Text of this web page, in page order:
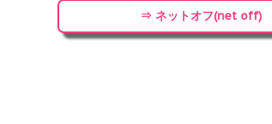
⇒ ネットオフ(net off)